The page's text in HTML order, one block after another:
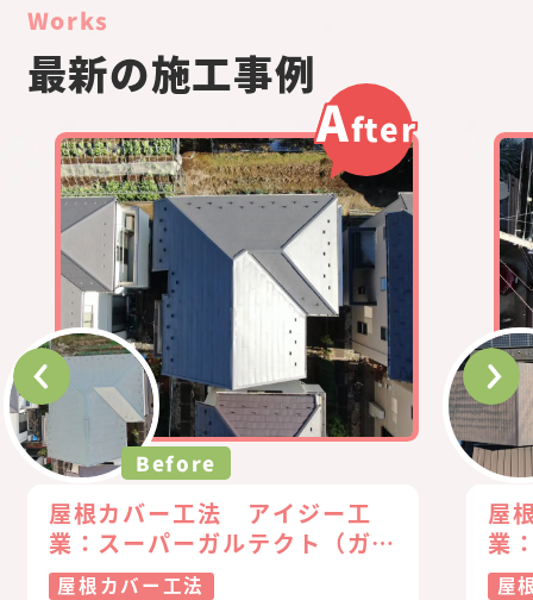
Works
最新の施工事例
After
Before
屋根カバー工法 アイジー工
業：スーパーガルテクト（ガル
バリウム鋼板）
屋根カバー工法
屋
業
バ
屋